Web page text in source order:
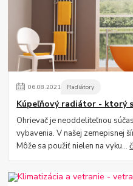
06.08.2021 Radiátory
Kúpeľňový radiátor - ktorý
Ohrievač je neoddeliteľnou
vybavenia. V našej zemepisnej
Môže sa použiť nielen na vyku...